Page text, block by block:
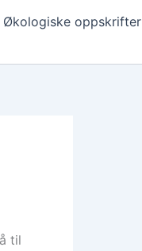
Økologiske oppskrifter
til